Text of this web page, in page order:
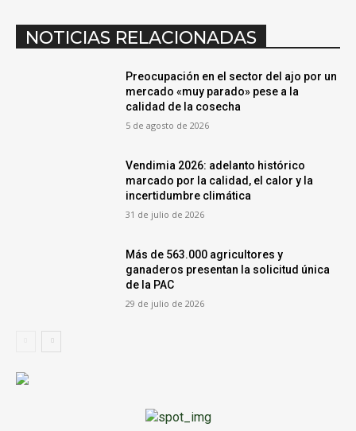
NOTICIAS RELACIONADAS
Preocupación en el sector del ajo por un
mercado «muy parado» pese a la
calidad de la cosecha
5 de agosto de 2026
Vendimia 2026: adelanto histórico
marcado por la calidad, el calor y la
incertidumbre climática
31 de julio de 2026
Más de 563.000 agricultores y
ganaderos presentan la solicitud única
de la PAC
29 de julio de 2026